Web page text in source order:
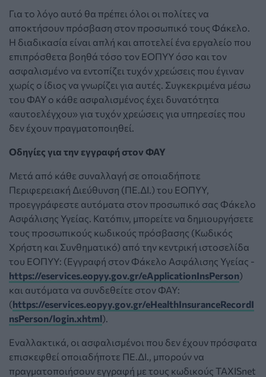
Για το λόγο αυτό θα πρέπει όλοι οι πολίτες να
αποκτήσουν πρόσβαση στον προσωπικό τους Φάκελο.
Η διαδικασία είναι απλή και αποτελεί ένα εργαλείο που
επιπρόσθετα βοηθά τόσο τον ΕΟΠΥΥ όσο και τον
ασφαλισμένο να εντοπίζει τυχόν χρεώσεις που έγιναν
χωρίς ο ίδιος να γνωρίζει για αυτές. Συγκεκριμένα μέσω
του ΦΑΥ ο κάθε ασφαλισμένος έχει δυνατότητα
«αυτοελέγχου» για τυχόν χρεώσεις για υπηρεσίες που
δεν έχουν πραγματοποιηθεί.
Οδηγίες για την εγγραφή στον ΦΑΥ
Μετά από κάθε συναλλαγή σε οποιαδήποτε
Περιφερειακή Διεύθυνση (ΠΕ.ΔΙ.) του ΕΟΠΥΥ,
προεγγράφεστε αυτόματα στον προσωπικό σας Φάκελο
Ασφάλισης Υγείας. Κατόπιν, μπορείτε να δημιουργήσετε
τους προσωπικούς κωδικούς πρόσβασης (Κωδικός
Χρήστη και Συνθηματικό) από την κεντρική ιστοσελίδα
του ΕΟΠΥΥ: (Εγγραφή στον Φάκελο Ασφάλισης Υγείας -
https://eservices.eopyy.gov.gr/eApplicationInsPerson)
και αυτόματα να συνδεθείτε στον ΦΑΥ:
(https://eservices.eopyy.gov.gr/eHealthInsuranceRecordI
nsPerson/login.xhtml).
Εναλλακτικά, οι ασφαλισμένοι που δεν έχουν πρόσφατα
επισκεφθεί οποιαδήποτε ΠΕ.ΔΙ., μπορούν να
πραγματοποιήσουν εγγραφή με τους κωδικούς ΤΑΧΙSnet